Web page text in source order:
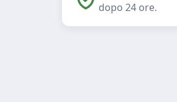
dopo 24 ore.